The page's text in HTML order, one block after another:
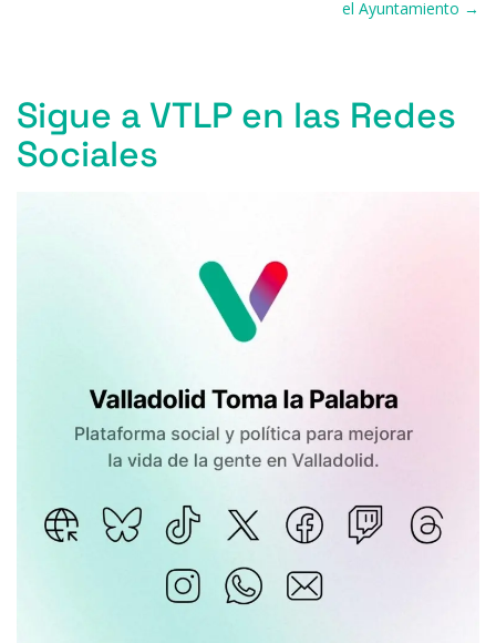
r
el Ayuntamiento →
Sigue a VTLP en las Redes
Sociales